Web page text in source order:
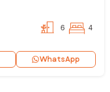
6 4
WhatsApp